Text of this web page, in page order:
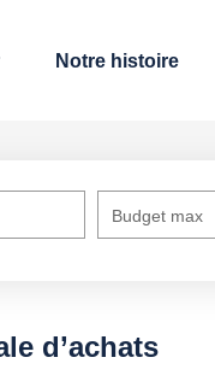
Notre histoire
Budget max
d’achats